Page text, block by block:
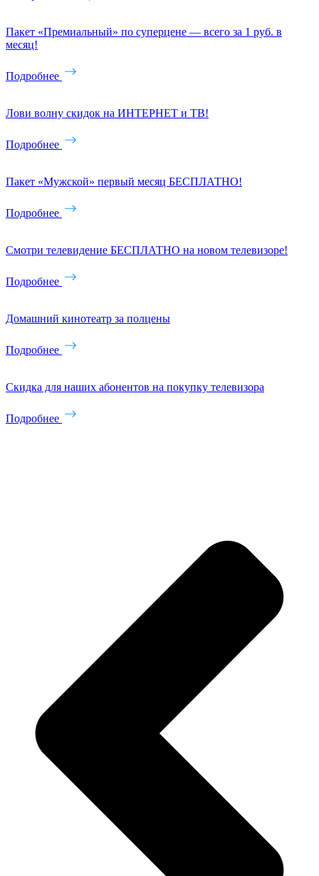
Пакет «Премиальный» по суперцене — всего за 1 руб. в
месяц!
Подробнее
Лови волну скидок на ИНТЕРНЕТ и ТВ!
Подробнее
Пакет «Мужской» первый месяц БЕСПЛАТНО!
Подробнее
Смотри телевидение БЕСПЛАТНО на новом телевизоре!
Подробнее
Домашний кинотеатр за полцены
Подробнее
Скидка для наших абонентов на покупку телевизора
Подробнее